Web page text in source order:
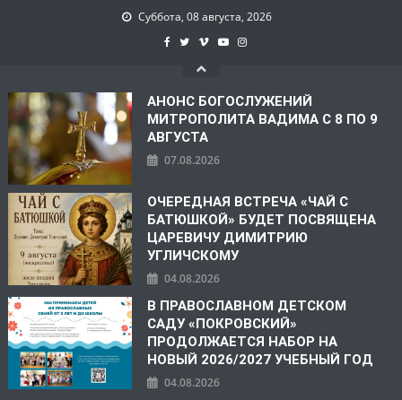
Суббота, 08 августа, 2026
АНОНС БОГОСЛУЖЕНИЙ
МИТРОПОЛИТА ВАДИМА С 8 ПО 9
АВГУСТА
07.08.2026
ОЧЕРЕДНАЯ ВСТРЕЧА «ЧАЙ С
БАТЮШКОЙ» БУДЕТ ПОСВЯЩЕНА
ЦАРЕВИЧУ ДИМИТРИЮ
УГЛИЧСКОМУ
04.08.2026
В ПРАВОСЛАВНОМ ДЕТСКОМ
САДУ «ПОКРОВСКИЙ»
ПРОДОЛЖАЕТСЯ НАБОР НА
НОВЫЙ 2026/2027 УЧЕБНЫЙ ГОД
04.08.2026